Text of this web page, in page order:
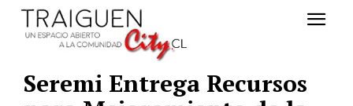
Seremi Entrega Recursos